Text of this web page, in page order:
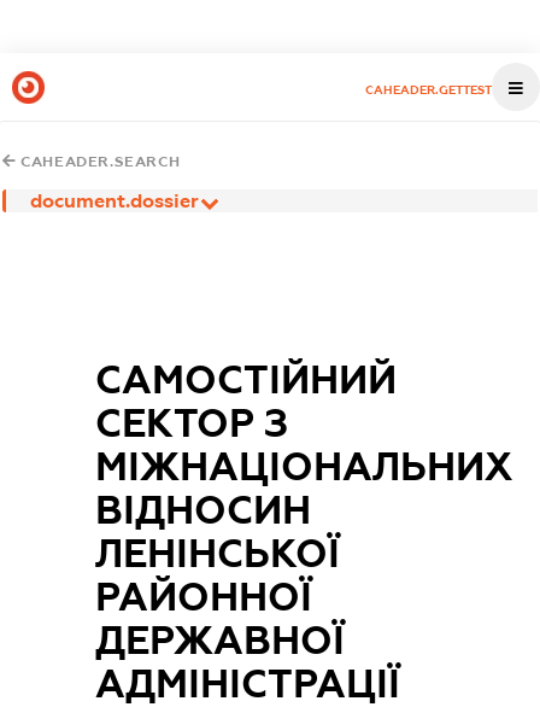
CAHEADER.GETTEST
CAHEADER.SEARCH
document.dossier
САМОСТІЙНИЙ
СЕКТОР З
МІЖНАЦІОНАЛЬНИХ
ВІДНОСИН
ЛЕНІНСЬКОЇ
РАЙОННОЇ
ДЕРЖАВНОЇ
АДМІНІСТРАЦІЇ